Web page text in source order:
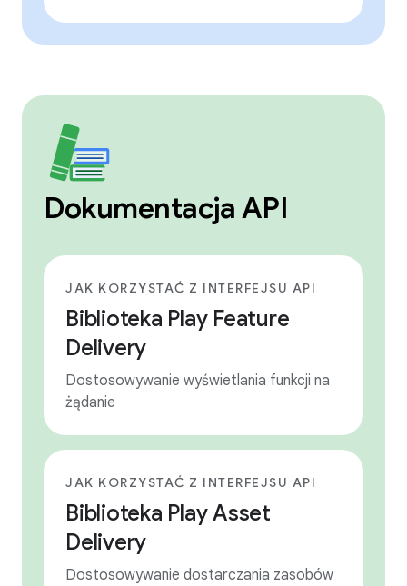
Dokumentacja API
JAK KORZYSTAĆ Z INTERFEJSU API
Biblioteka Play Feature
Delivery
Dostosowywanie wyświetlania funkcji na
żądanie
JAK KORZYSTAĆ Z INTERFEJSU API
Biblioteka Play Asset
Delivery
Dostosowywanie dostarczania zasobów